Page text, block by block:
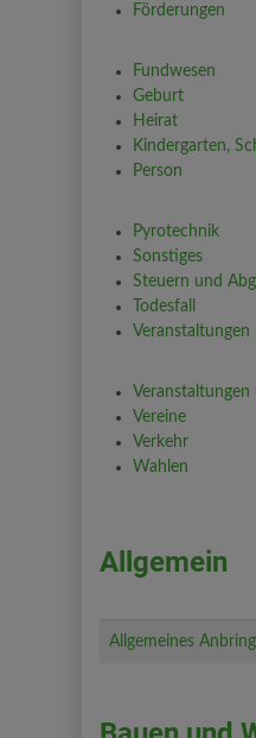
Förderungen
Fundwesen
Geburt
Heirat
Kindergarten,
Person
Pyrotechnik
Sonstiges
Steuern und
Todesfall
Veranstaltungen
Vereine
Verkehr
Wahlen
Allgemein
Allgemeines